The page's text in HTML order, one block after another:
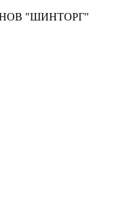
"ШИНТОРГ"